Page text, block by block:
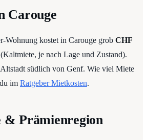
Carouge
Wohnung kostet in Carouge grob CHF
je nach Lage und Zustand).
südlich von Genf. Wie viel Miete
im Ratgeber Mietkosten.
& Prämienregion